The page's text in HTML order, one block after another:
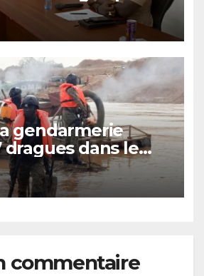
l’ordre du
gendarmerie
dans le
lutte contre
illégale
commentaire